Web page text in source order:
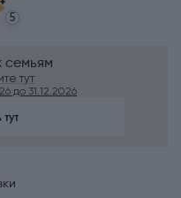
5
семьям
тут
до 31.12.2026